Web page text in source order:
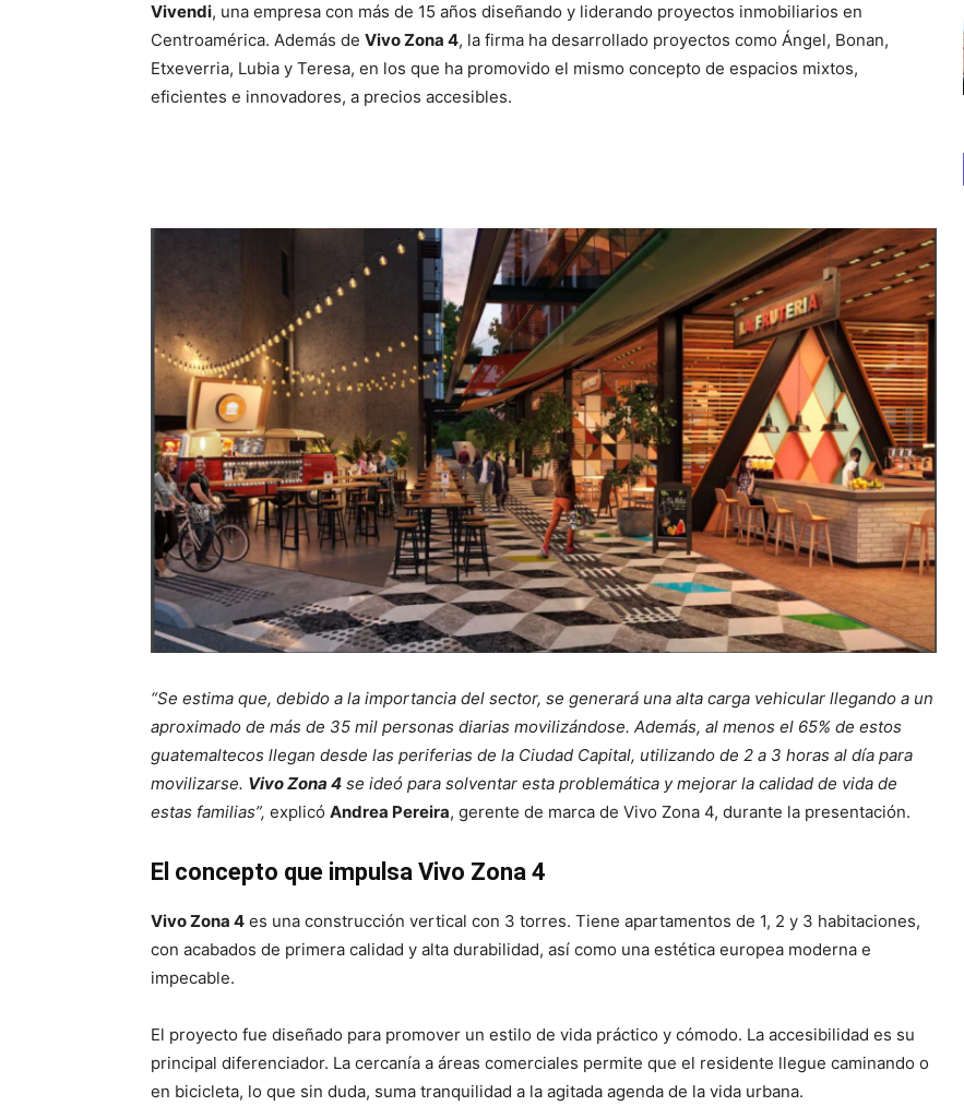
Vivendi, una empresa con más de 15 años diseñando y liderando proyectos inmobiliarios en
Centroamérica. Además de Vivo Zona 4, la firma ha desarrollado proyectos como Ángel, Bonan,
Etxeverria, Lubia y Teresa, en los que ha promovido el mismo concepto de espacios mixtos,
eficientes e innovadores, a precios accesibles.
“Se estima que, debido a la importancia del sector, se generará una alta carga vehicular llegando a un
aproximado de más de 35 mil personas diarias movilizándose. Además, al menos el 65% de estos
guatemaltecos llegan desde las periferias de la Ciudad Capital, utilizando de 2 a 3 horas al día para
movilizarse. Vivo Zona 4 se ideó para solventar esta problemática y mejorar la calidad de vida de
estas familias”, explicó Andrea Pereira, gerente de marca de Vivo Zona 4, durante la presentación.
El concepto que impulsa Vivo Zona 4
Vivo Zona 4 es una construcción vertical con 3 torres. Tiene apartamentos de 1, 2 y 3 habitaciones,
con acabados de primera calidad y alta durabilidad, así como una estética europea moderna e
impecable.
El proyecto fue diseñado para promover un estilo de vida práctico y cómodo. La accesibilidad es su
principal diferenciador. La cercanía a áreas comerciales permite que el residente llegue caminando o
en bicicleta, lo que sin duda, suma tranquilidad a la agitada agenda de la vida urbana.